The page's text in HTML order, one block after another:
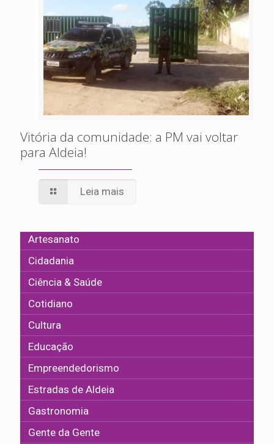
Vitória da comunidade: a PM vai voltar
para Aldeia!
Leia mais
Artesanato
Cidadania
Ciência & Saúde
Cotidiano
Cultura
Educação
Empreendedorismo
Estradas de Aldeia
Gastronomia
Gente da Gente